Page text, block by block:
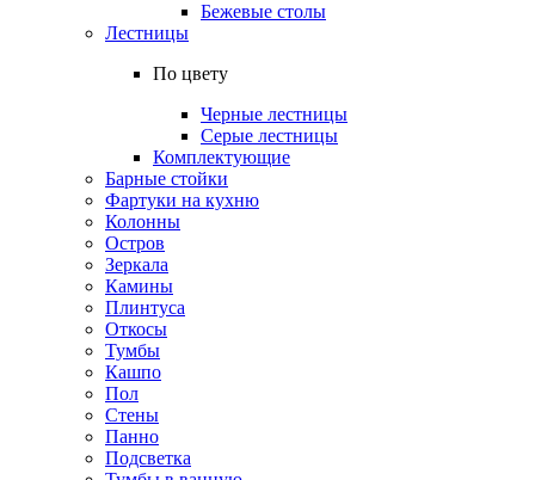
Бежевые столы
Лестницы
По цвету
Черные лестницы
Серые лестницы
Комплектующие
Барные стойки
Фартуки на кухню
Колонны
Остров
Зеркала
Камины
Плинтуса
Откосы
Тумбы
Кашпо
Пол
Стены
Панно
Подсветка